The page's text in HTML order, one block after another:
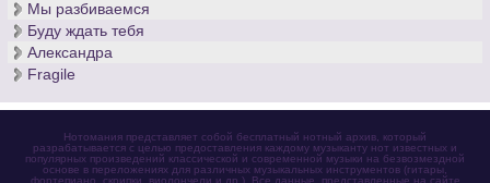
Мы разбиваемся
Буду ждать тебя
Александра
Fragile
Нотомания представляет собой бесплатный нотный архив, который
разрабатывается с целью предоставления каждому музыканту нот известных и
популярных произведений классической и современной музыки на безвозмездной
основе в переложениях для различных музыкальных инструментов (гитары,
фортепиано, скрипки, виолончели и др.). Все данные, представленные на сайте